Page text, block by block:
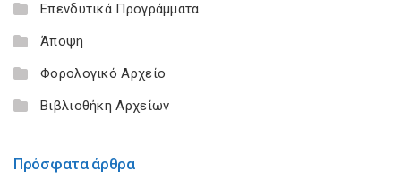
Επενδυτικά Προγράμματα
Άποψη
Φορολογικό Αρχείο
Βιβλιοθήκη Αρχείων
Πρόσφατα άρθρα